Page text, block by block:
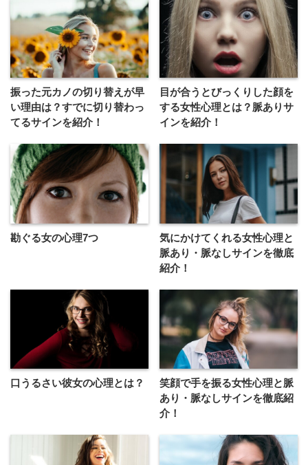
振った元カノの切り替えが早
い理由は？すでに切り替わっ
てるサインを紹介！
目が合うとびっくりした顔を
する女性心理とは？脈ありサ
インを紹介！
勘ぐる女の心理7つ
気にかけてくれる女性心理と
脈あり・脈なしサインを徹底
紹介！
口うるさい彼女の心理とは？
笑顔で手を振る女性心理と脈
あり・脈なしサインを徹底紹
介！